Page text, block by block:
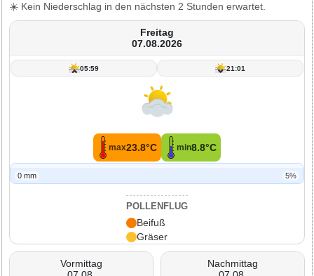
☀️ Kein Niederschlag in den nächsten 2 Stunden erwartet.
Freitag
07.08.2026
05:59 21:01
max23.8°C min8.8°C
0 mm 5%
POLLENFLUG
Beifuß
Gräser
Vormittag
Nachmittag